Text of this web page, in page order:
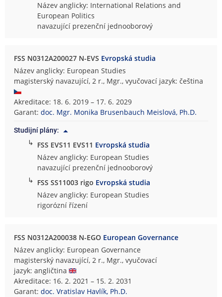
Název anglicky: International Relations and
European Politics
navazující prezenční jednooborový
FSS N0312A200027 N-EVS Evropská studia
Název anglicky: European Studies
magisterský navazující, 2 r., Mgr., vyučovací jazyk: čeština
Akreditace: 18. 6. 2019 – 17. 6. 2029
Garant:doc. Mgr. Monika Brusenbauch Meislová, Ph.D.
Studijní plány:
↳ FSS EVS11 EVS11 Evropská studia
Název anglicky: European Studies
navazující prezenční jednooborový
↳ FSS SS11003 rigo Evropská studia
Název anglicky: European Studies
rigorózní řízení
FSS N0312A200038 N-EGO European Governance
Název anglicky: European Governance
magisterský navazující, 2 r., Mgr., vyučovací
jazyk: angličtina
Akreditace: 16. 2. 2021 – 15. 2. 2031
Garant:doc. Vratislav Havlík, Ph.D.